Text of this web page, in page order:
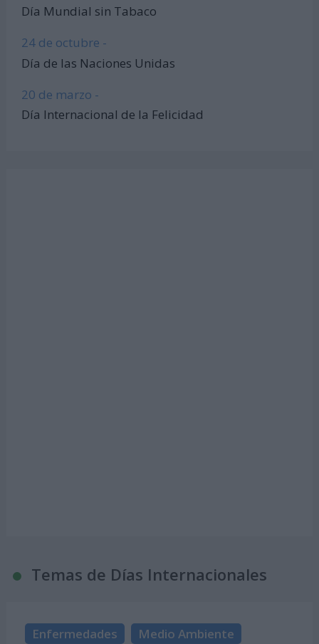
Día Mundial sin Tabaco
24 de octubre -
Día de las Naciones Unidas
20 de marzo -
Día Internacional de la Felicidad
Temas de Días Internacionales
Enfermedades
Medio Ambiente